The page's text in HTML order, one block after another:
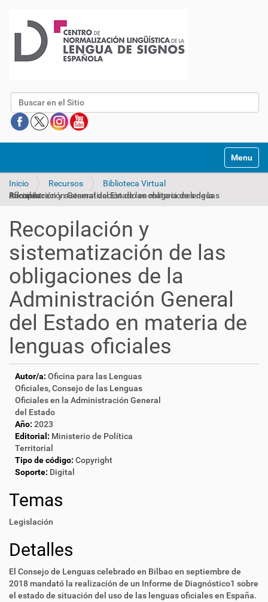
Buscar
Mostrar/
Inicio Recursos
Biblioteca Virtual
Recopilación y sistematización de las obligaciones de la Administración General del Estado en materia de lenguas oficiales
Recopilación y
sistematización de las
obligaciones de la
Administración General
del Estado en materia de
lenguas oficiales
Autor/a: Oficina para las Lenguas
Oficiales, Consejo de las Lenguas
Oficiales en la Administración General
del Estado
Año: 2023
Editorial: Ministerio de Política
Territorial
Tipo de código: Copyright
Soporte: Digital
Temas
Legislación
Detalles
El Consejo de Lenguas celebrado en Bilbao en septiembre de
2018 mandató la realización de un Informe de Diagnóstico1 sobre
el estado de situación del uso de las lenguas oficiales en España.